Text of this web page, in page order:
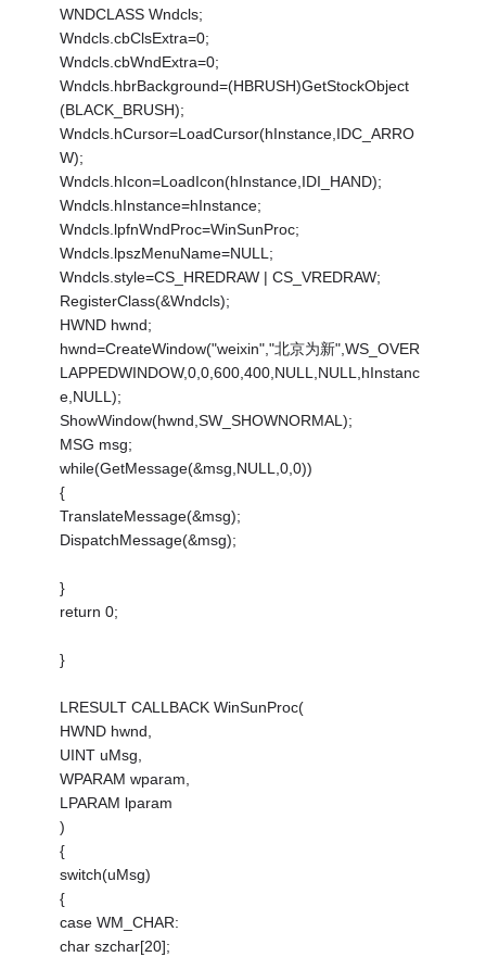
WNDCLASS Wndcls;
Wndcls.cbClsExtra=0;
Wndcls.cbWndExtra=0;
Wndcls.hbrBackground=(HBRUSH)GetStockObject
(BLACK_BRUSH);
Wndcls.hCursor=LoadCursor(hInstance,IDC_ARRO
W);
Wndcls.hIcon=LoadIcon(hInstance,IDI_HAND);
Wndcls.hInstance=hInstance;
Wndcls.lpfnWndProc=WinSunProc;
Wndcls.lpszMenuName=NULL;
Wndcls.style=CS_HREDRAW | CS_VREDRAW;
RegisterClass(&Wndcls);
HWND hwnd;
hwnd=CreateWindow("weixin","北京为新",WS_OVER
LAPPEDWINDOW,0,0,600,400,NULL,NULL,hInstanc
e,NULL);
ShowWindow(hwnd,SW_SHOWNORMAL);
MSG msg;
while(GetMessage(&msg,NULL,0,0))
{
TranslateMessage(&msg);
DispatchMessage(&msg);
}
return 0;
}
LRESULT CALLBACK WinSunProc(
HWND hwnd,
UINT uMsg,
WPARAM wparam,
LPARAM lparam
)
{
switch(uMsg)
{
case WM_CHAR:
char szchar[20];